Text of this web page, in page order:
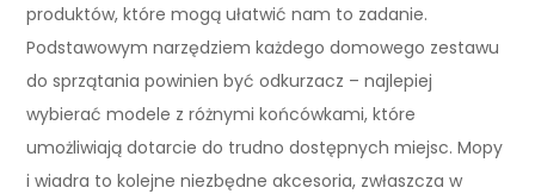
produktów, które mogą ułatwić nam to zadanie.
Podstawowym narzędziem każdego domowego zestawu
do sprzątania powinien być odkurzacz – najlepiej
wybierać modele z różnymi końcówkami, które
umożliwiają dotarcie do trudno dostępnych miejsc. Mopy
i wiadra to kolejne niezbędne akcesoria, zwłaszcza w